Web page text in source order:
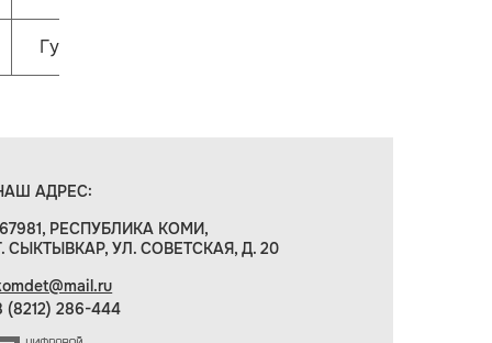
Гулливер
АДРЕС:
РЕСПУБЛИКА КОМИ,
СЫКТЫВКАР, УЛ. СОВЕТСКАЯ, Д. 20
(8212) 286-444